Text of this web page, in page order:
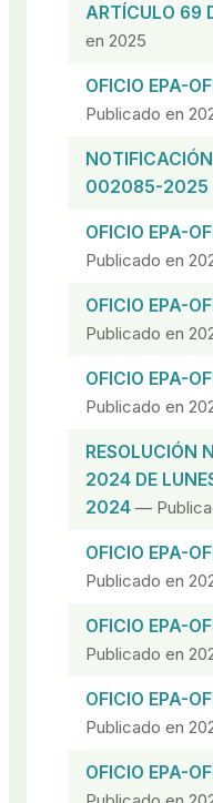
ARTÍCULO 69
en 2025
OFICIO EPA-
Publicado en
002085-2025
OFICIO EPA-
Publicado en
OFICIO EPA-
Publicado en
OFICIO EPA-
Publicado en
RESOLUCIÓN
2024 DE
2024 —
OFICIO EPA-
Publicado en
OFICIO EPA-
Publicado en
OFICIO EPA-
Publicado en
OFICIO EPA-